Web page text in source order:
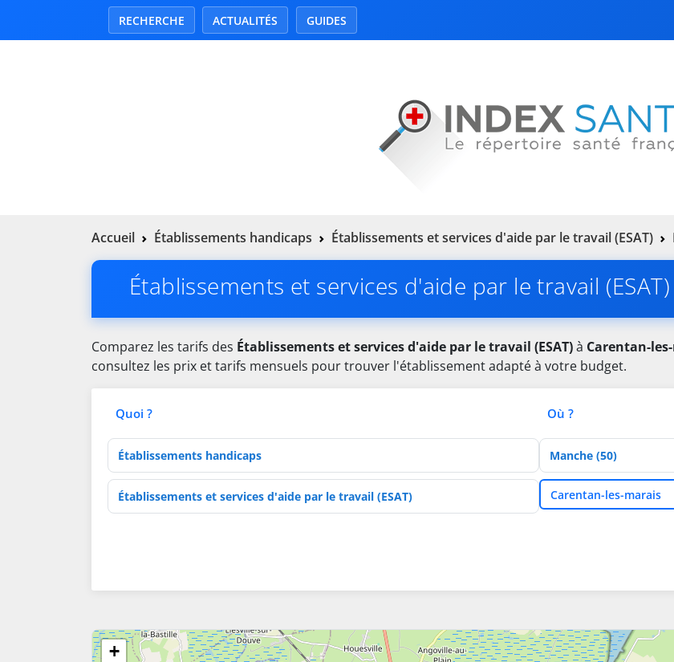
RECHERCHE ACTUALITÉS GUIDES
Accueil Établissements handicaps Établissements et services d'aide par le travail (ESAT)
Établissements et services d'aide par le travail
Comparez les tarifs des Établissements et services d'aide par le travail (ESAT)à Carentan-
consultez les prix et tarifs mensuels pour trouver l'établissement adapté à votre budget.
Quoi ?
Type d'établissement
Activités de soins
Où ?
Département
VilleCarentan-les-marais
+